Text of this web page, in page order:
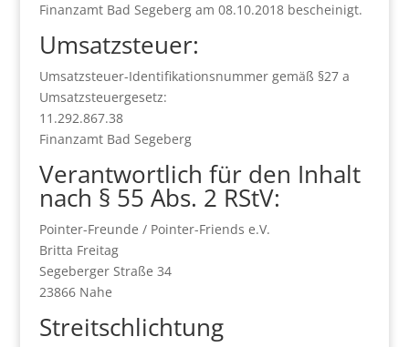
Finanzamt Bad Segeberg am 08.10.2018 bescheinigt.
Umsatzsteuer:
Umsatzsteuer-Identifikationsnummer gemäß §27 a
Umsatzsteuergesetz:
11.292.867.38
Finanzamt Bad Segeberg
Verantwortlich für den Inhalt
nach § 55 Abs. 2 RStV:
Pointer-Freunde / Pointer-Friends e.V.
Britta Freitag
Segeberger Straße 34
23866 Nahe
Streitschlichtung